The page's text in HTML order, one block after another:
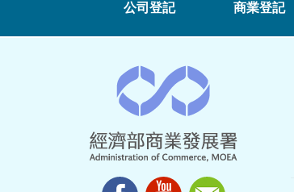
公司登記 商業登記